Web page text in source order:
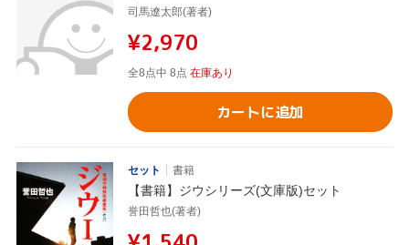
司馬遼太郎(著者)
¥2,970
全8点中 8点 在庫あり
カートに追加
セット 書籍
【書籍】ジウシリーズ(文庫版)セット
誉田哲也(著者)